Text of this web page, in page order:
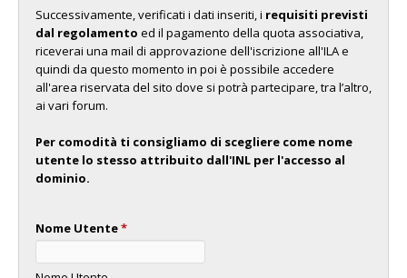
Successivamente, verificati i dati inseriti, i requisiti previsti
dal regolamento ed il pagamento della quota associativa,
riceverai una mail di approvazione dell'iscrizione all'ILA e
quindi da questo momento in poi è possibile accedere
all'area riservata del sito dove si potrà partecipare, tra l’altro,
ai vari forum.
Per comodità ti consigliamo di scegliere come nome
utente lo stesso attribuito dall'INL per l'accesso al
dominio.
Nome Utente*